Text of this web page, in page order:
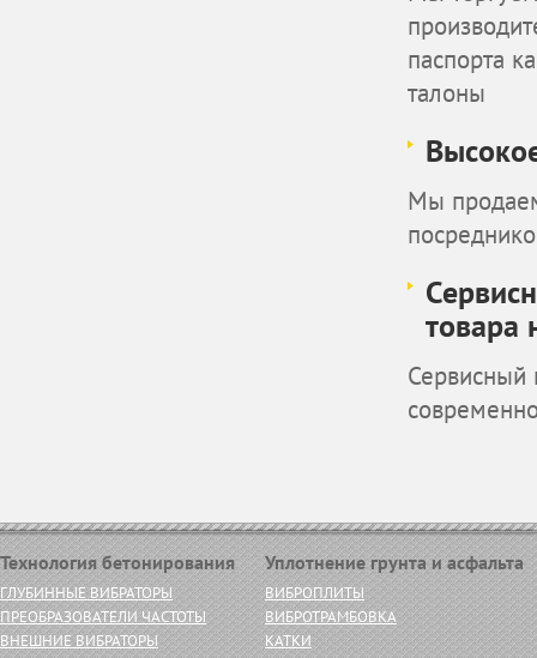
паспорта
талоны
Мы
товара
Сервисный
Технология бетонирования
ГЛУБИННЫЕ ВИБРАТОРЫ
ПРЕОБРАЗОВАТЕЛИ ЧАСТОТЫ
ВНЕШНИЕ ВИБРАТОРЫ
Уплотнение грунта и асфальта
ВИБРОПЛИТЫ
ВИБРОТРАМБОВКА
КАТКИ